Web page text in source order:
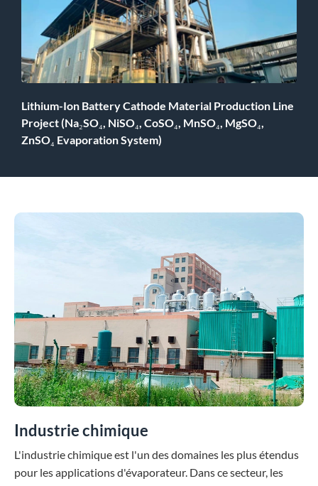
Lithium-Ion Battery Cathode Material Production Line
Project (Na₂SO₄, NiSO₄, CoSO₄, MnSO₄, MgSO₄,
ZnSO₄ Evaporation System)
Industrie chimique
L'industrie chimique est l'un des domaines les plus étendus
pour les applications d'évaporateur. Dans ce secteur, les